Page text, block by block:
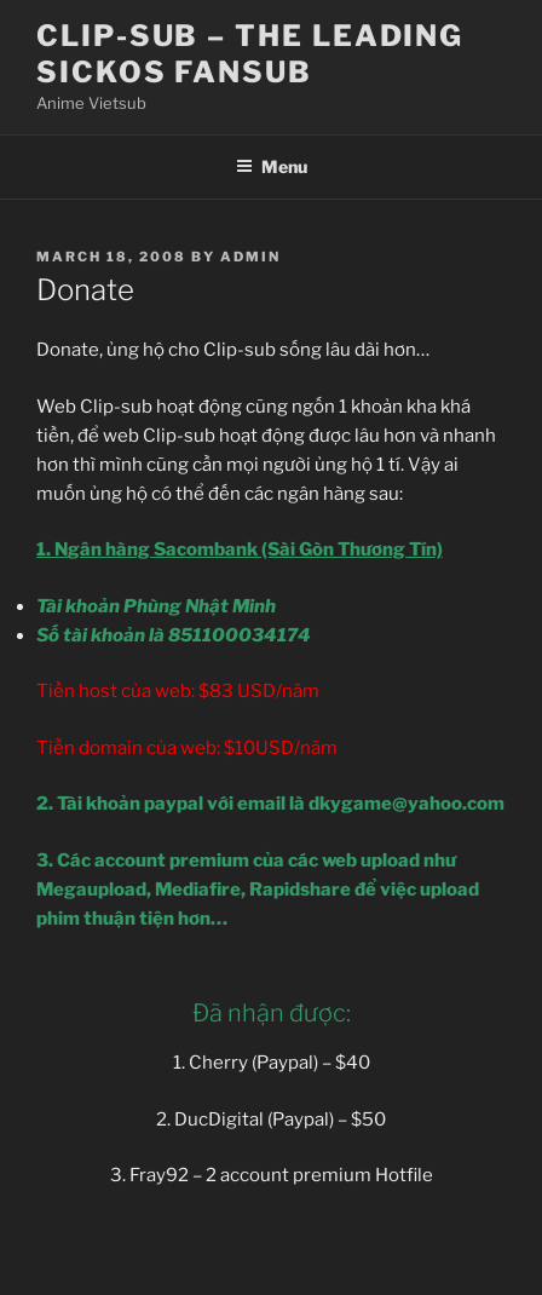
content
CLIP-SUB – THE LEADING
SICKOS FANSUB
Anime Vietsub
Menu
POSTED
ON
MARCH 18, 2008 BY ADMIN
Donate
Donate, ủng hộ cho Clip-sub sống lâu dài hơn…
Web Clip-sub hoạt động cũng ngốn 1 khoản kha khá
tiền, để web Clip-sub hoạt động được lâu hơn và nhanh
hơn thì mình cũng cần mọi người ủng hộ 1 tí. Vậy ai
muốn ủng hộ có thể đến các ngân hàng sau:
1. Ngân hàng Sacombank (Sài Gòn Thương Tín)
Tài khoản Phùng Nhật Minh
Số tài khoản là 851100034174
Tiền host của web: $83 USD/năm
Tiền domain của web: $10USD/năm
2. Tài khoản paypal với email là dkygame@yahoo.com
3. Các account premium của các web upload như
Megaupload, Mediafire, Rapidshare để việc upload
phim thuận tiện hơn…
Đã nhận được:
1. Cherry (Paypal) – $40
2. DucDigital (Paypal) – $50
3. Fray92 – 2 account premium Hotfile